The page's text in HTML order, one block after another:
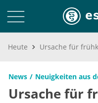
Heute Ursache für
News Neuigkeiten aus
Ursache für